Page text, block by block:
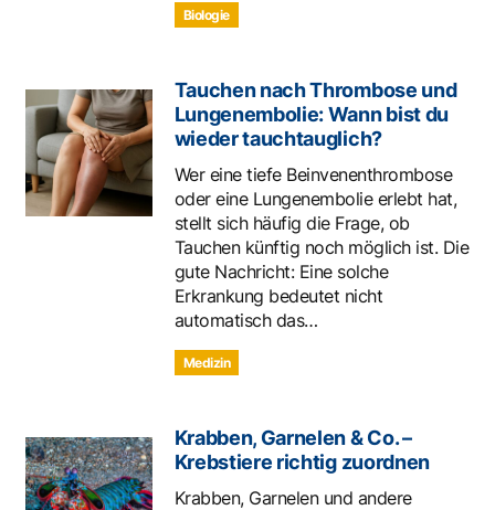
Biologie
Tauchen nach Thrombose und
Lungenembolie: Wann bist du
wieder tauchtauglich?
Wer eine tiefe Beinvenenthrombose
oder eine Lungenembolie erlebt hat,
stellt sich häufig die Frage, ob
Tauchen künftig noch möglich ist. Die
gute Nachricht: Eine solche
Erkrankung bedeutet nicht
automatisch das…
Medizin
Krabben, Garnelen & Co. –
Krebstiere richtig zuordnen
Krabben, Garnelen und andere